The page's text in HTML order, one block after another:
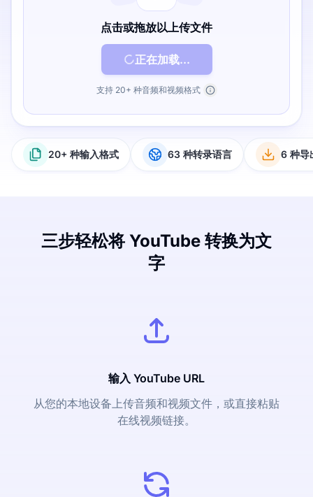
点击或拖放以上传文件
正在加载...
支持 20+ 种音频和视频格式
20+ 种输入格式 63 种转录语言 6 种导
三步轻松将 YouTube 转换为文
字
输入 YouTube URL
从您的本地设备上传音频和视频文件，或直接粘贴
在线视频链接。